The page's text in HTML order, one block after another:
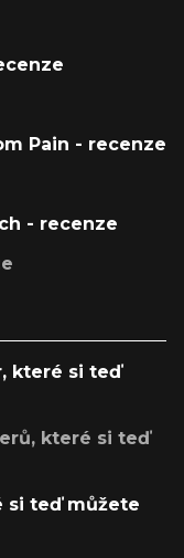
Pain - recenze
- recenze
které si teď
které si teď
si teď můžete